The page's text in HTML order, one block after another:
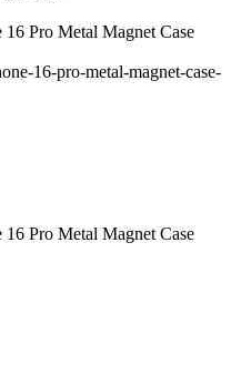
Pro Metal Magnet Case
16-pro-metal-magnet-case-
Pro Metal Magnet Case